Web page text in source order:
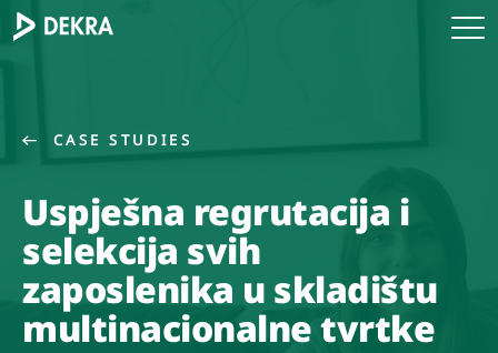
CASE STUDIES
Uspješna regrutacija i
selekcija svih
zaposlenika u skladištu
multinacionalne tvrtke